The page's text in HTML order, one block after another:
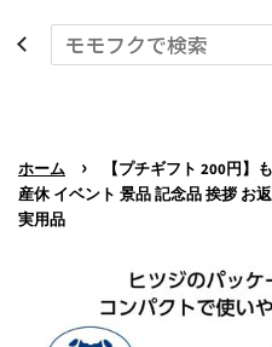
ホーム ›
【プチギフト 200円】
産休 イベント 景品 記念品 挨拶 お
実用品